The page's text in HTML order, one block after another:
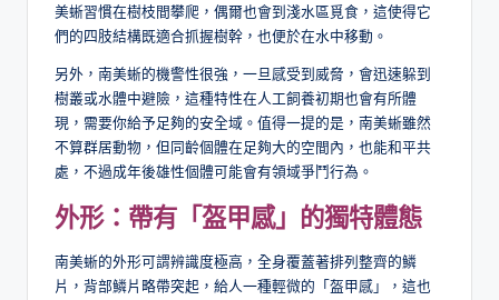
美蜥習慣在樹枝間攀爬，偶爾也會到淺水區覓食，這使得它
們的四肢結構既適合抓握樹幹，也便於在水中移動。
另外，南美蜥的機警性很強，一旦感受到威脅，會迅速躲到
樹叢或水體中避險，這種特性在人工飼養初期也會有所體
現，需要你給予足夠的安全域。值得一提的是，南美蜥雖然
不算群居動物，但同齡個體在足夠大的空間內，也能和平共
處，不過成年後雄性個體可能會有領域爭鬥行為。
外形：帶有「盔甲感」的獨特體態
南美蜥的外形可謂辨識度極高，全身覆蓋著排列整齊的鱗
片，背部鱗片略帶突起，給人一種輕微的「盔甲感」，這也